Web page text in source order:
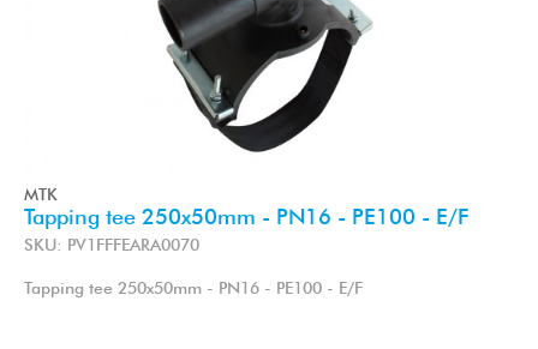
MTK
Tapping tee 250x50mm - PN16 - PE100 - E/F
SKU: PV1FFFEARA0070
Tapping tee 250x50mm - PN16 - PE100 - E/F